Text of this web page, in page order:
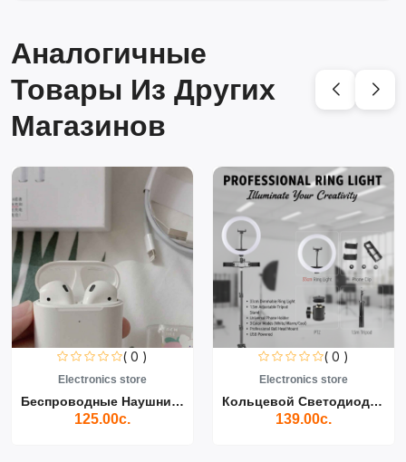
Аналогичные
Товары Из Других
Магазинов
( 0 )
Electronics store
Беспроводные Наушники Air...
125.00с.
( 0 )
Electronics store
Кольцевой Светодиодный Св...
139.00с.